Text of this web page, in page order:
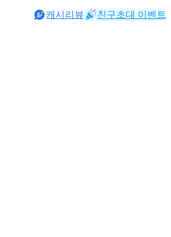
캐시리뷰 친구초대 이벤트